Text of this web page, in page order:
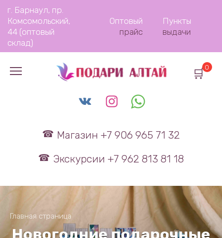
Перейти
содержанию
г. Барнаул, пр.
Комсомольский,
44 (оптовый
склад)
Оптовый
прайс
Пункты
выдачи
Магазин +7 906 965 71 32
Экскурсии +7 962 813 81 18
0
Главная страница
Новогодние подарочные